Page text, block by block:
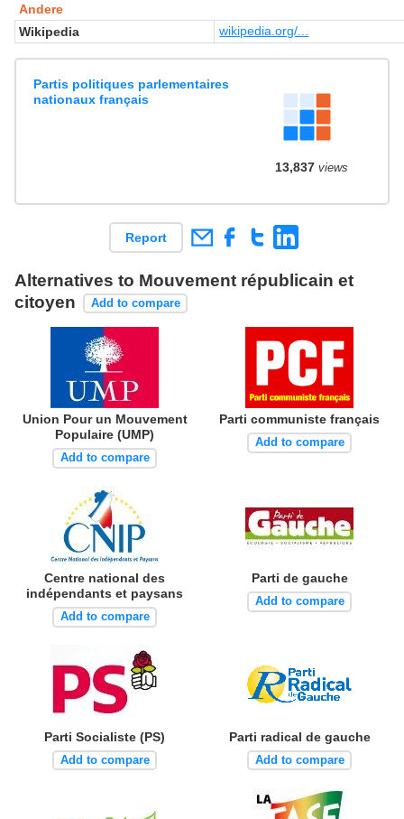
Andere
Wikipedia
wikipedia.org/...
Partis politiques parlementaires
nationaux français
13,837views
Report
Alternatives to Mouvement républicain et
citoyen
Add to compare
Union Pour un Mouvement
Populaire (UMP)
Add to compare
Parti communiste français
Add to compare
Centre national des
indépendants et paysans
Add to compare
Parti de gauche
Add to compare
Parti Socialiste (PS)
Add to compare
Parti radical de gauche
Add to compare